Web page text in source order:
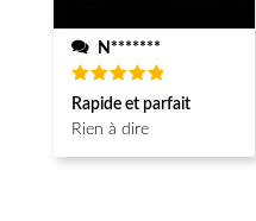
N*******
Note5
sur 5
Rapide et parfait
Rien à dire